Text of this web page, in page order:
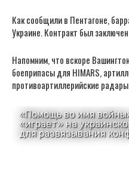
Как сообщили в Пентагоне,
Украине. Контракт был
Напомним, что вскоре
боеприпасы для HIMARS,
противоартиллерийские